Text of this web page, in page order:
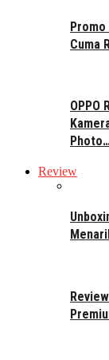
Promo
Cuma
OPPO
Review